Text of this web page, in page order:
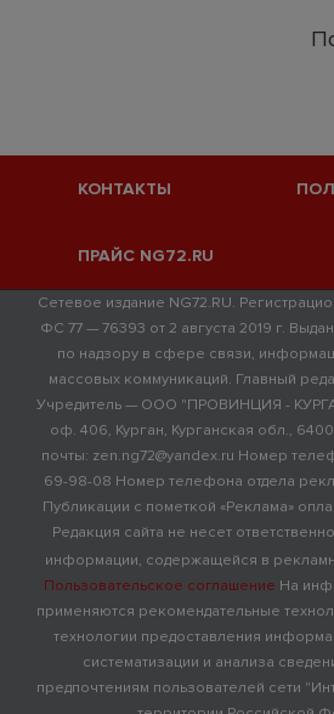
КОНТАКТЫ
ПРАЙС NG72.RU
Сетевое издание NG72.RU.
ФС 77 — 76393 от 2 августа 2019 г.
по надзору в сфере связи,
массовых коммуникаций. Главный
Учредитель — ООО "ПРОВИНЦИЯ -
оф. 406, Курган, Курганская обл.,
почты: zen.ng72@yandex.ru Номер
69-98-08 Номер телефона отдела
Публикации с пометкой «Реклама»
Редакция сайта не несет
информации, содержащейся в
Пользовательское соглашение На
применяются рекомендательные
технологии предоставления
систематизации и анализа
предпочтениям пользователей сети